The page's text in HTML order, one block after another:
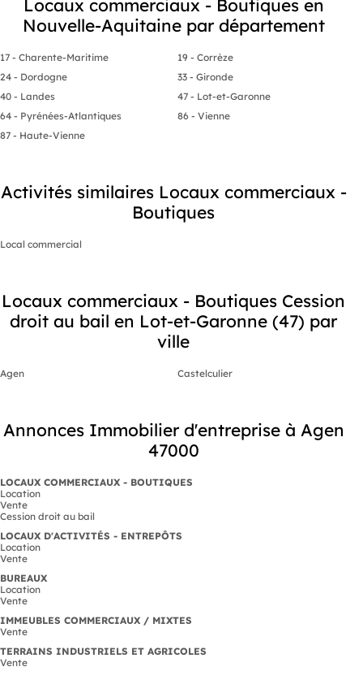
Locaux commerciaux - Boutiques en
Nouvelle-Aquitaine par département
17 - Charente-Maritime
19 - Corrèze
24 - Dordogne
33 - Gironde
40 - Landes
47 - Lot-et-Garonne
64 - Pyrénées-Atlantiques
86 - Vienne
87 - Haute-Vienne
Activités similaires Locaux commerciaux -
Boutiques
Local commercial
Locaux commerciaux - Boutiques Cession
droit au bail en Lot-et-Garonne (47) par
ville
Agen Castelculier
Annonces Immobilier d'entreprise à Agen
47000
LOCAUX COMMERCIAUX - BOUTIQUES
Location
Vente
Cession droit au bail
LOCAUX D'ACTIVITÉS - ENTREPÔTS
Location
Vente
BUREAUX
Location
Vente
IMMEUBLES COMMERCIAUX / MIXTES
Vente
TERRAINS INDUSTRIELS ET AGRICOLES
Vente